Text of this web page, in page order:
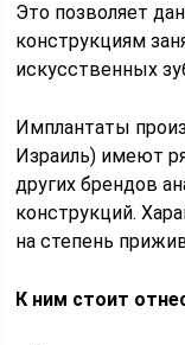
Это позволяет
конструкциям
искусственных
Имплантаты
Израиль) имеют
других брендов
конструкций.
на степень
К ним стоит